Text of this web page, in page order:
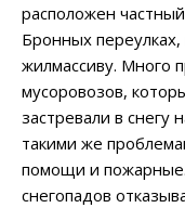
расположен
Бронных
жилмассиву. Много
мусоровозов,
застревали в снегу
такими же
помощи и
снегопадов